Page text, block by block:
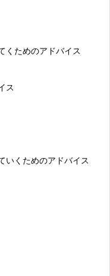
くためのアドバイス
ス
いくためのアドバイス